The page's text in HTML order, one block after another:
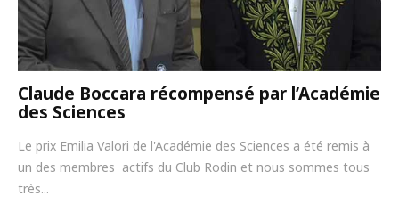
Claude Boccara récompensé par l’Académie
des Sciences
Le prix Emilia Valori de l'Académie des Sciences a été remis à
un des membres actifs du Club Rodin et nous sommes tous
très...